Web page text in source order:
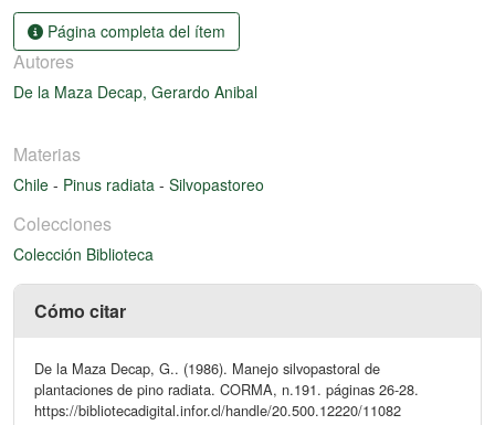
Página completa del ítem
Autores
De la Maza Decap, Gerardo Anibal
Materias
Chile - Pinus radiata - Silvopastoreo
Colecciones
Colección Biblioteca
Cómo citar
De la Maza Decap, G.. (1986). Manejo silvopastoral de
plantaciones de pino radiata. CORMA, n.191. páginas 26-28.
https://bibliotecadigital.infor.cl/handle/20.500.12220/11082